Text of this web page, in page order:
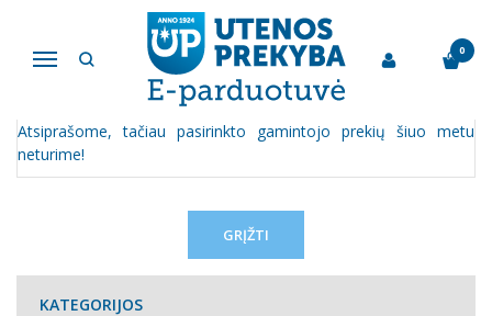
Navigacija
0
COLGATE-PALMOLIVE-AJAX
Pirkite pagal gamintoją Colgate-Palmolive-Ajax
Atsiprašome, tačiau pasirinkto gamintojo prekių šiuo metu
neturime!
GRĮŽTI
KATEGORIJOS